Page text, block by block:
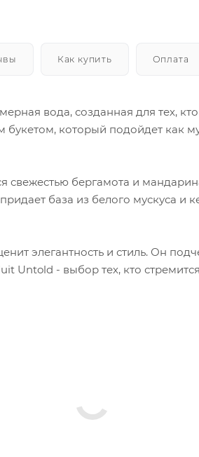
Как купить Оплата
вода, созданная для тех,
который подойдет как
свежестью бергамота и
база из белого мускуса и
элегантность и стиль. Он
Untold - выбор тех, кто